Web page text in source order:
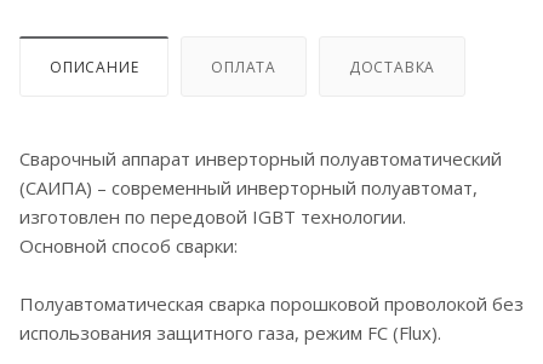
ОПИСАНИЕ ОПЛАТА ДОСТАВКА
Сварочный аппарат инверторный полуавтоматический
(САИПА) – современный инверторный полуавтомат,
изготовлен по передовой IGBT технологии.
Основной способ сварки:
Полуавтоматическая сварка порошковой проволокой без
использования защитного газа, режим FC (Flux).